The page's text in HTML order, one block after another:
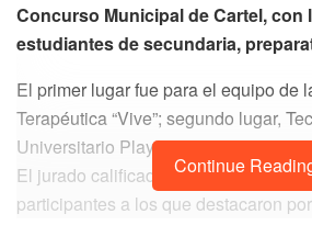
Concurso Municipal de Cartel, con
estudiantes de secundaria,
El primer lugar fue para el equipo de
Terapéutica “Vive”; segundo lugar,
Universitario Playacar; y tercer lugar,
El jurado calificador seleccionó entre
participantes a los que destacaron
Continue